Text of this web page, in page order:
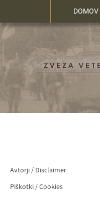
DOMOV
Avtorji / Disclaimer
Piškotki / Cookies